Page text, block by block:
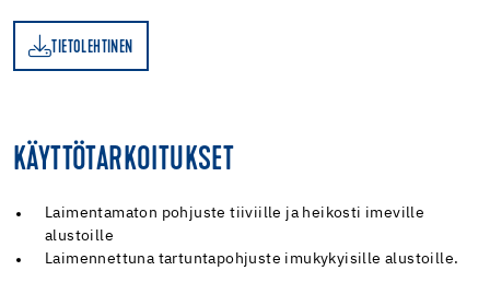
TIETOLEHTINEN
KÄYTTÖTARKOITUKSET
Laimentamaton pohjuste tiiviille ja heikosti imeville
alustoille
Laimennettuna tartuntapohjuste imukykyisille alustoille.